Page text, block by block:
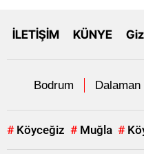
İLETİŞİM KÜNYE
Bodrum Dalaman
# Köyceğiz # Muğla #